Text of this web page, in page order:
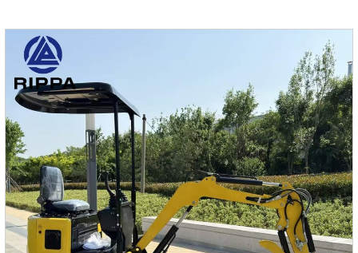
строительных площадках, в портах, складах и т. д.